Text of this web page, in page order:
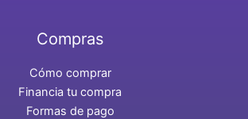
Compras
Cómo comprar
Financia tu compra
Formas de pago